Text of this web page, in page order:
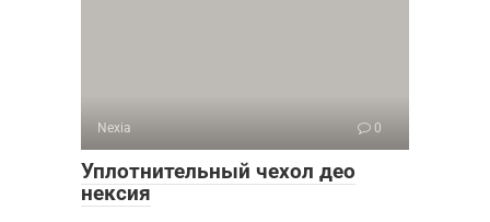
Nexia 0
Уплотнительный чехол део
нексия